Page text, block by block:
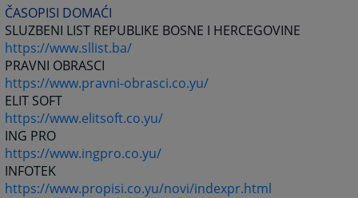
ČASOPISI DOMAĆI
SLUZBENI LIST REPUBLIKE BOSNE I HERCEGOVINE
https://www.sllist.ba/
PRAVNI OBRASCI
https://www.pravni-obrasci.co.yu/
ELIT SOFT
https://www.elitsoft.co.yu/
ING PRO
https://www.ingpro.co.yu/
INFOTEK
https://www.propisi.co.yu/novi/indexpr.html